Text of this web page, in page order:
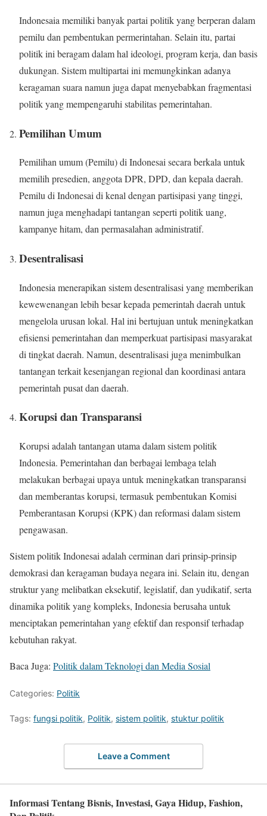
Indonesaia memiliki banyak partai politik yang berperan dalam
pemilu dan pembentukan permerintahan. Selain itu, partai
politik ini beragam dalam hal ideologi, program kerja, dan basis
dukungan. Sistem multipartai ini memungkinkan adanya
keragaman suara namun juga dapat menyebabkan fragmentasi
politik yang mempengaruhi stabilitas pemerintahan.
Pemilihan Umum
Pemilihan umum (Pemilu) di Indonesai secara berkala untuk
memilih presedien, anggota DPR, DPD, dan kepala daerah.
Pemilu di Indonesai di kenal dengan partisipasi yang tinggi,
namun juga menghadapi tantangan seperti politik uang,
kampanye hitam, dan permasalahan administratif.
Desentralisasi
Indonesia menerapikan sistem desentralisasi yang memberikan
kewewenangan lebih besar kepada pemerintah daerah untuk
mengelola urusan lokal. Hal ini bertujuan untuk meningkatkan
efisiensi pemerintahan dan memperkuat partisipasi masyarakat
di tingkat daerah. Namun, desentralisasi juga menimbulkan
tantangan terkait kesenjangan regional dan koordinasi antara
pemerintah pusat dan daerah.
Korupsi dan Transparansi
Korupsi adalah tantangan utama dalam sistem politik
Indonesia. Pemerintahan dan berbagai lembaga telah
melakukan berbagai upaya untuk meningkatkan transparansi
dan memberantas korupsi, termasuk pembentukan Komisi
Pemberantasan Korupsi (KPK) dan reformasi dalam sistem
pengawasan.
Sistem politik Indonesai adalah cerminan dari prinsip-prinsip
demokrasi dan keragaman budaya negara ini. Selain itu, dengan
struktur yang melibatkan eksekutif, legislatif, dan yudikatif, serta
dinamika politik yang kompleks, Indonesia berusaha untuk
menciptakan pemerintahan yang efektif dan responsif terhadap
kebutuhan rakyat.
Baca Juga: Politik dalam Teknologi dan Media Sosial
Categories: Politik
Tags: fungsi politik, Politik, sistem politik, stuktur politik
Leave a Comment
Informasi Tentang Bisnis, Investasi, Gaya Hidup, Fashion,